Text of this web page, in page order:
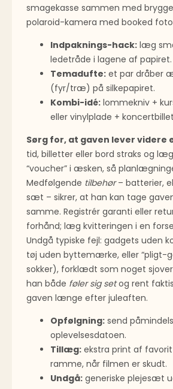
smagekasse sammen med
polaroid-kamera med booked
Indpaknings-hack: læg
ledetråde i lagene af papiret.
Temadufte: et par dråber
(fyr/træ) på silkepapiret.
Kombi-idé: lommekniv +
eller vinylplade +
Sørg for, at gaven lever videre
tid, billetter eller bord straks og
“voucher” i æsken, så
Medfølgende tilbehør– batterier,
sæt – sikrer, at han kan tage
samme. Registrér garanti eller
forhånd; læg kvitteringen i en
Undgå typiske fejl: gadgets uden
tøj uden byttemærke, eller “pligt-
sokker), forklædt som noget
han både føler sig setog rent
gaven længe efter juleaften.
Opfølgning: send
oplevelses­datoen.
Tillæg: ekstra print af
ramme, når filmen er skudt.
Undgå: generiske pleje­sæt